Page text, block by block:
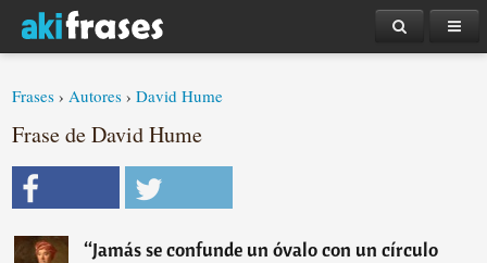
Frases ›Autores ›David Hume
Frase de David Hume
“Jamás se confunde un óvalo con un círculo